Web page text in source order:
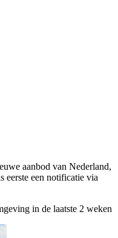
aanbod van Nederland,
een notificatie via
in de laatste 2 weken